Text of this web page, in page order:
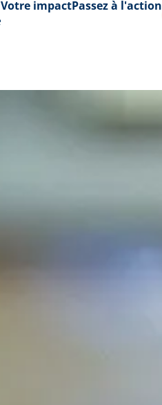
Votre impactPassez à l'action